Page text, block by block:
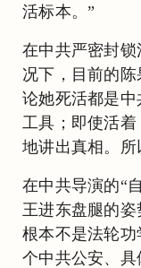
活标本。”
在中共严密封
况下，目前的
论她死活都是
工具；即使活
地讲出真相。所
在中共导演的“
王进东盘腿的
根本不是法轮
个中共公安、具